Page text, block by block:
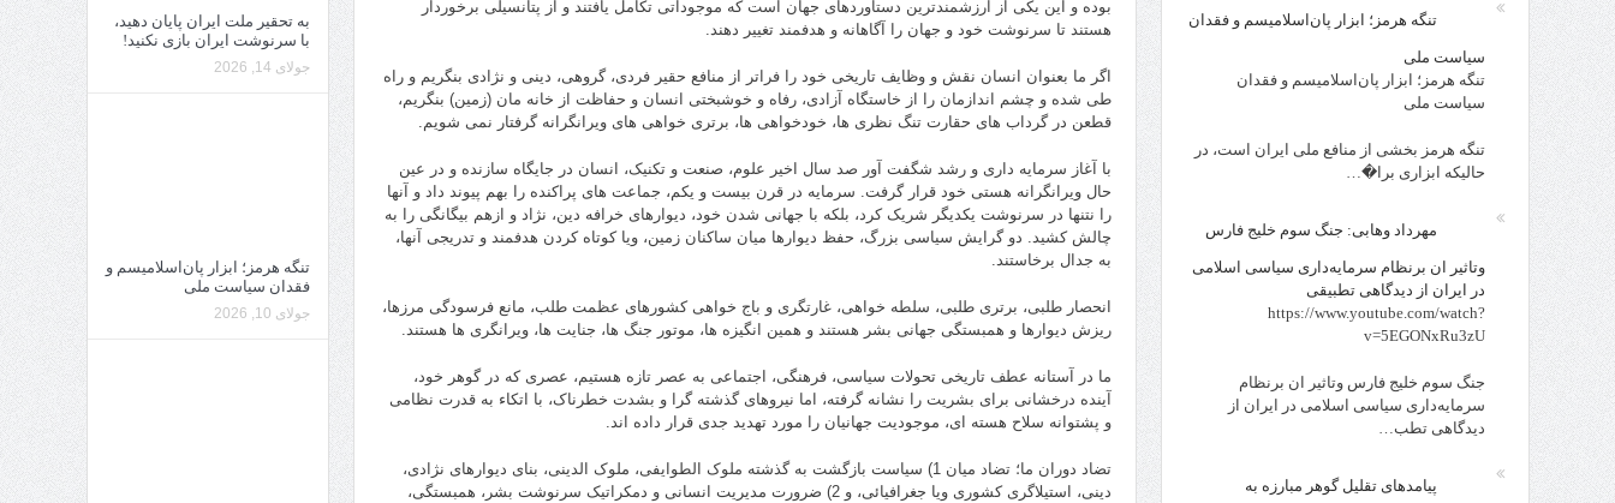
بوده و این یکی از ارزشمندترین دستاوردهای جهان است که موجوداتی تکامل یافتند و از پتانسیلی برخوردار
هستند تا سرنوشت خود و جهان را آگاهانه و هدفمند تغییر دهند.
اگر ما بعنوان انسان نقش و وظایف تاریخی خود را فراتر از منافع حقیر فردی، گروهی، دینی و نژادی بنگریم و راه
طی شده و چشم اندازمان را از خاستگاه آزادی، رفاه و خوشبختی انسان و حفاظت از خانه مان (زمین) بنگریم،
قطعن در گرداب های حقارت تنگ نظری ها، خودخواهی ها، برتری خواهی های ویرانگرانه گرفتار نمی شویم.
با آغاز سرمایه داری و رشد شگفت آور صد سال اخیر علوم، صنعت و تکنیک، انسان در جایگاه سازنده و در عین
حال ویرانگرانه هستی خود قرار گرفت. سرمایه در قرن بیست و یکم، جماعت های پراکنده را بهم پیوند داد و آنها
را نتنها در سرنوشت یکدیگر شریک کرد، بلکه با جهانی شدن خود، دیوارهای خرافه دین، نژاد و ازهم بیگانگی را به
چالش کشید. دو گرایش سیاسی بزرگ، حفظ دیوارها میان ساکنان زمین، ویا کوتاه کردن هدفمند و تدریجی آنها،
به جدال برخاستند.
انحصار طلبی، برتری طلبی، سلطه خواهی، غارتگری و باج خواهی کشورهای عظمت طلب، مانع فرسودگی مرزها،
ریزش دیوارها و همبستگی جهانی بشر هستند و همین انگیزه ها، موتور جنگ ها، جنایت ها، ویرانگری ها هستند.
ما در آستانه عطف تاریخی تحولات سیاسی، فرهنگی، اجتماعی به عصر تازه هستیم، عصری که در گوهر خود،
آینده درخشانی برای بشریت را نشانه گرفته، اما نیروهای گذشته گرا و بشدت خطرناک، با اتکاء به قدرت نظامی
و پشتوانه سلاح هسته ای، موجودیت جهانیان را مورد تهدید جدی قرار داده اند.
تضاد دوران ما؛ تضاد میان 1) سیاست بازگشت به گذشته ملوک الطوایفی، ملوک الدینی، بنای دیوارهای نژادی،
دینی، استیلاگری کشوری ویا جغرافیائی، و 2) ضرورت مدیریت انسانی و دمکراتیک سرنوشت بشر، همبستگی،
به تحقیر ملت ایران پایان دهید،
با سرنوشت ایران بازی نکنید!
جولای 14, 2026
تنگه هرمز؛ ابزار پان‌اسلامیسم و
فقدان سیاست ملی
جولای 10, 2026
تنگه هرمز؛ ابزار پان‌اسلامیسم و فقدان
سیاست ملی
تنگه هرمز؛ ابزار پان‌اسلامیسم و فقدان
سیاست ملی
تنگه هرمز بخشی از منافع ملی ایران است، در
حالیکه ابزاری برا�…
مهرداد وهابی: جنگ سوم خلیج فارس
وتاثیر ان برنظام سرمایه‌داری سیاسی اسلامی
در ایران از دیدگاهی تطبیقی
https://www.youtube.com/watch?
v=5EGONxRu3zU
جنگ سوم خلیج فارس وتاثیر ان برنظام
سرمایه‌داری سیاسی اسلامی در ایران از
دیدگاهی تطب…
پیامدهای تقلیل گوهر مبارزه به